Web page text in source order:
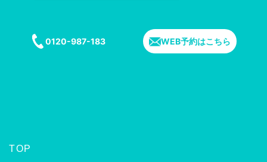
0120-987-183 WEB予約はこちら
TOP